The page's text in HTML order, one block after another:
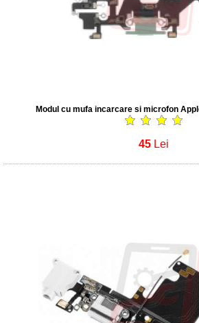
Modul cu mufa incarcare si microfon
45 Lei